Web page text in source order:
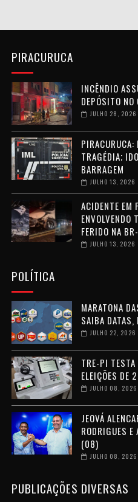
PIRACURUCA
INCÊNDIO
DEPÓSITO NO
JULHO 28, 2026
PIRACURUCA:
TRAGÉDIA;
BARRAGEM
JULHO 13, 2026
ACIDENTE EM
ENVOLVENDO
FERIDO NA
JULHO 13, 2026
POLÍTICA
MARATONA
SAIBA DATAS,
JULHO 22, 2026
TRE-PI TESTA
ELEIÇÕES DE
JULHO 08, 2026
JEOVÁ
RODRIGUES E
(08)
JULHO 08, 2026
PUBLICAÇÕES DIVERSAS